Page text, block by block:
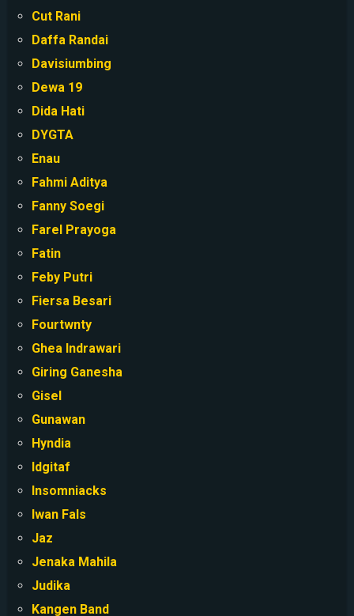
Cut Rani
Daffa Randai
Davisiumbing
Dewa 19
Dida Hati
DYGTA
Enau
Fahmi Aditya
Fanny Soegi
Farel Prayoga
Fatin
Feby Putri
Fiersa Besari
Fourtwnty
Ghea Indrawari
Giring Ganesha
Gisel
Gunawan
Hyndia
Idgitaf
Insomniacks
Iwan Fals
Jaz
Jenaka Mahila
Judika
Kangen Band